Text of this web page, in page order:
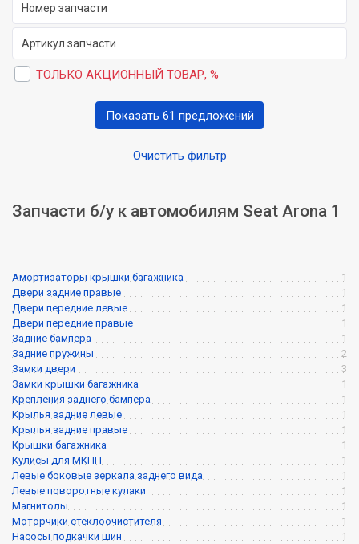
ТОЛЬКО АКЦИОННЫЙ ТОВАР, %
Очистить фильтр
Показать 61 предложений
Запчасти б/у к автомобилям Seat Arona 1
Амортизаторы крышки багажника
1
Двери задние правые
1
Двери передние левые
1
Двери передние правые
1
Задние бампера
1
Задние пружины
2
Замки двери
3
Замки крышки багажника
1
Крепления заднего бампера
1
Крылья задние левые
1
Крылья задние правые
1
Крышки багажника
1
Кулисы для МКПП
1
Левые боковые зеркала заднего вида
1
Левые поворотные кулаки
1
Магнитолы
1
Моторчики стеклоочистителя
1
Насосы подкачки шин
1